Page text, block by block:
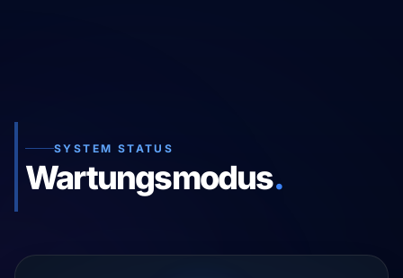
SYSTEM STATUS
Wartungsmodus.